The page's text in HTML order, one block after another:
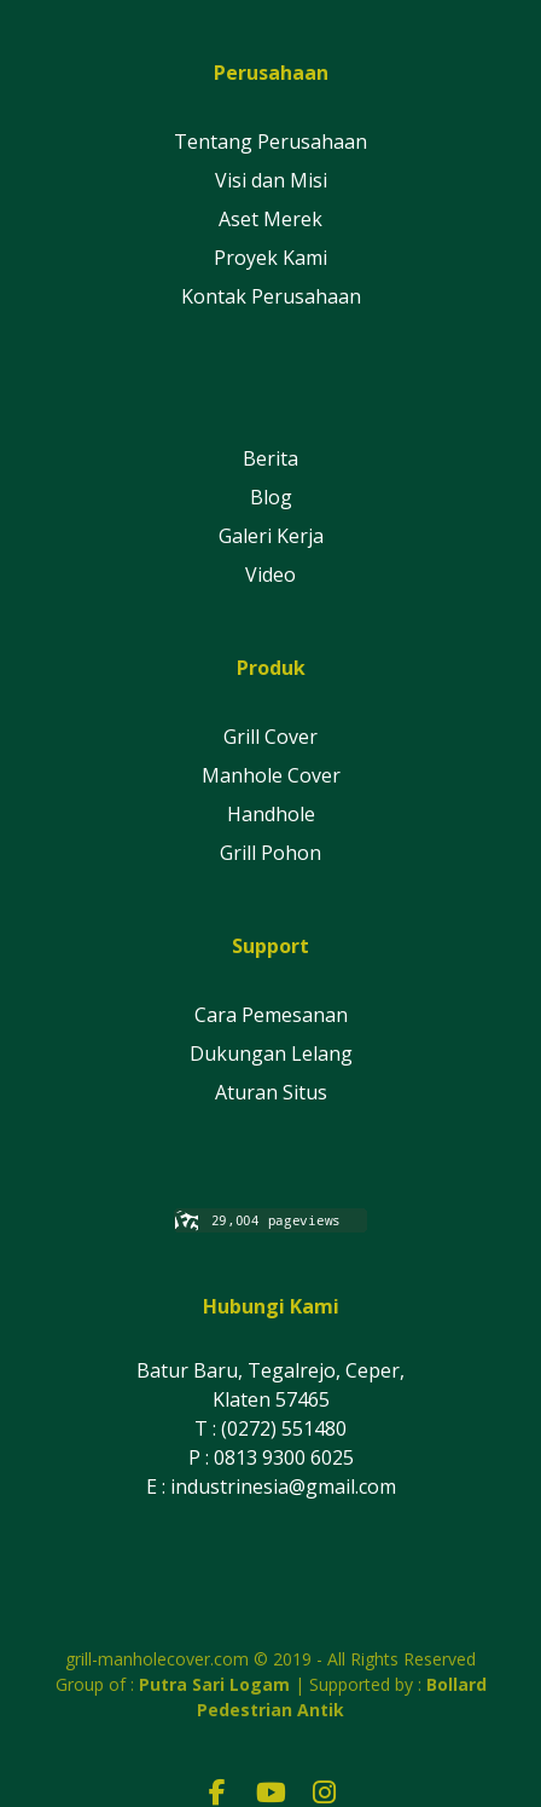
Perusahaan
Tentang Perusahaan
Visi dan Misi
Aset Merek
Proyek Kami
Kontak Perusahaan
Berita
Blog
Galeri Kerja
Video
Produk
Grill Cover
Manhole Cover
Handhole
Grill Pohon
Support
Cara Pemesanan
Dukungan Lelang
Aturan Situs
Hubungi Kami
Batur Baru, Tegalrejo, Ceper,
Klaten 57465
T : (0272) 551480
P : 0813 9300 6025
E : industrinesia@gmail.com
grill-manholecover.com © 2019 - All Rights Reserved
Group of : Putra Sari Logam | Supported by : Bollard
Pedestrian Antik